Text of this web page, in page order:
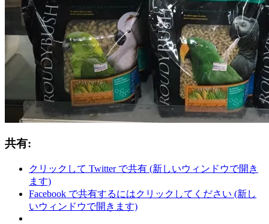
共有:
クリックして Twitter で共有 (新しいウィンドウで開き
ます)
Facebook で共有するにはクリックしてください (新し
いウィンドウで開きます)